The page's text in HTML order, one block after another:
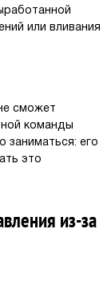
или вливания
сможет
команды
заниматься: его
это
из-за